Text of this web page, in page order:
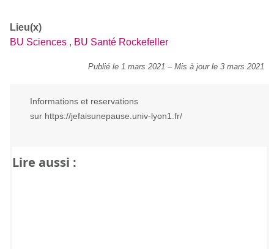
Lieu(x)
BU Sciences , BU Santé Rockefeller
Publié le 1 mars 2021 – Mis à jour le 3 mars 2021
Informations et reservations
sur https://jefaisunepause.univ-lyon1.fr/
Lire aussi :